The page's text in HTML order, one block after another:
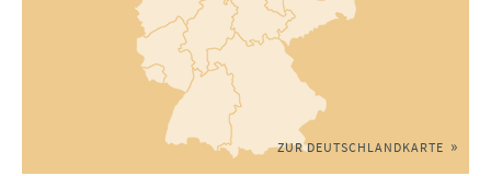
ZUR DEUTSCHLANDKARTE